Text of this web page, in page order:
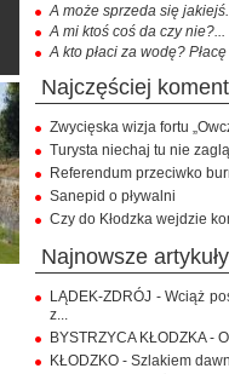
A może sprzeda się
A mi ktoś coś da czy nie?...
A kto płaci za wodę? Płacę
najczęściej
Zwycięska wizja fortu
Turysta niechaj tu nie
Referendum przeciwko
Sanepid o pływalni
Czy do Kłodzka wejdzie
najnowsze artykuły
LĄDEK-ZDRÓJ - Wciąż
z...
BYSTRZYCA KŁODZKA -
KŁODZKO - Szlakiem